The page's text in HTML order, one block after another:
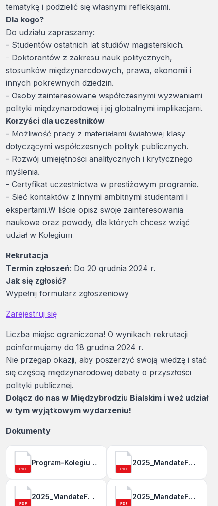
tematykę i podzielić się własnymi refleksjami.
Dla kogo?
Do udziału zapraszamy:
- Studentów ostatnich lat studiów magisterskich.
- Doktorantów z zakresu nauk politycznych,
stosunków międzynarodowych, prawa, ekonomii i
innych pokrewnych dziedzin.
- Osoby zainteresowane współczesnymi wyzwaniami
polityki międzynarodowej i jej globalnymi implikacjami.
Korzyści dla uczestników
- Możliwość pracy z materiałami światowej klasy
dotyczącymi współczesnych polityk publicznych.
- Rozwój umiejętności analitycznych i krytycznego
myślenia.
- Certyfikat uczestnictwa w prestiżowym programie.
- Sieć kontaktów z innymi ambitnymi studentami i
ekspertami.W liście opisz swoje zainteresowania
naukowe oraz powody, dla których chcesz wziąć
udział w Kolegium.
Rekrutacja
Termin zgłoszeń: Do 20 grudnia 2024 r.
Jak się zgłosić?
Wypełnij formularz zgłoszeniowy
Zarejestruj się
Liczba miejsc ograniczona! O wynikach rekrutacji
poinformujemy do 18 grudnia 2024 r.
Nie przegap okazji, aby poszerzyć swoją wiedzę i stać
się częścią międzynarodowej debaty o przyszłości
polityki publicznej.
Dołącz do nas w Międzybrodziu Bialskim i weź udział
w tym wyjątkowym wydarzeniu!
Dokumenty
PDF
Program-Kolegium.pdf
PDF
2025_MandateForLeadership_P2025-NOTE-1.pdf
PDF
2025_MandateForLeadership_CHAPTER-26.pdf
PDF
2025_MandateForLeadership_CHAPTER-25-1.pdf